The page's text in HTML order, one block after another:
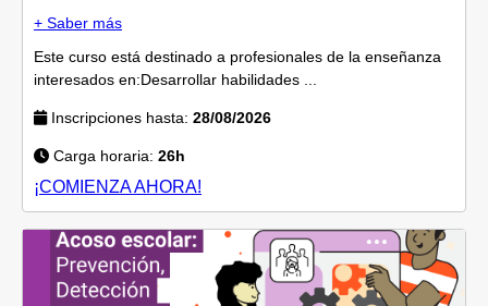
+ Saber más
Este curso está destinado a profesionales de la enseñanza
interesados en:Desarrollar habilidades ...
Inscripciones hasta: 28/08/2026
Carga horaria: 26h
¡COMIENZA AHORA!